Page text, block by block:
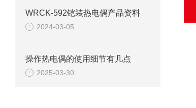
WRCK-592铠装热电偶产品资料
2024-03-05
操作热电偶的使用细节有几点
2025-03-30